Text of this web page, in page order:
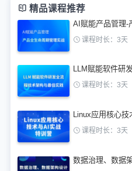
精品课程推荐
AI赋能产品管理-
课程时长：3天
LLM赋能软件研
课程时长：3天
Linux应用核心
课程时长：3天
数据治理、数据